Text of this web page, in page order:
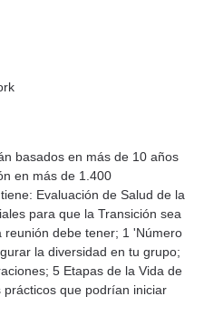
basados ​​en más de 10 años
en más de 1.400
Evaluación de Salud de la
para que la Transición sea
debe tener; 1 'Número
la diversidad en tu grupo;
5 Etapas de la Vida de
que podrían iniciar